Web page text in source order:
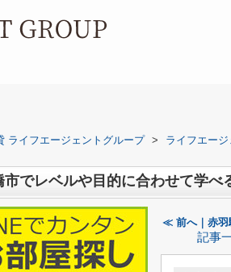
ライフエージェントグループ > ライフエー
市でレベルや目的に合わせて学べ
≪ 前へ｜赤羽
記事